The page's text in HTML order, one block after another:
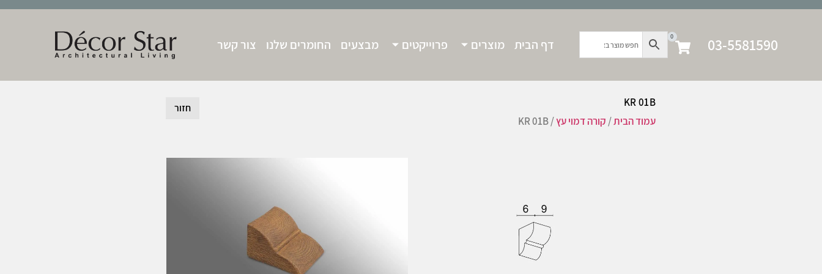
03-5581590
0
דף הבית מוצרים פרוייקטים מבצעים החומרים שלנו צור קשר
KR 01B
עמוד הבית/ קורה דמוי עץ/ KR 01B
חזור